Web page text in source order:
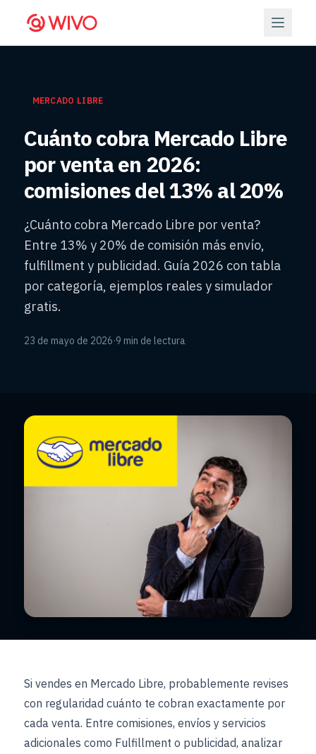
MERCADO LIBRE
Cuánto cobra Mercado Libre
por venta en 2026:
comisiones del 13% al 20%
¿Cuánto cobra Mercado Libre por venta?
Entre 13% y 20% de comisión más envío,
fulfillment y publicidad. Guía 2026 con tabla
por categoría, ejemplos reales y simulador
gratis.
23 de mayo de 2026·9 min de lectura
Si vendes en Mercado Libre, probablemente revises
con regularidad cuánto te cobran exactamente por
cada venta. Entre comisiones, envíos y servicios
adicionales como Fulfillment o publicidad, analizar